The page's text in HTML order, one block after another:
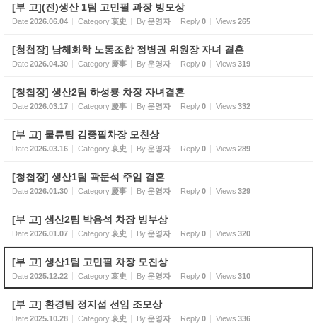
[부 고](전)생산 1팀 고민필 과장 빙모상
Date2026.06.04 Category哀史 By 운영자 Reply0 Views 265
[청첩장] 남해화학 노동조합 정병권 위원장 자녀 결혼
Date2026.04.30 Category 慶事 By 운영자 Reply0 Views 319
[청첩장] 생산2팀 하성룡 차장 자녀결혼
Date2026.03.17 Category 慶事 By 운영자 Reply0 Views 332
[부 고] 물류팀 김종필차장 모친상
Date2026.03.16 Category哀史 By 운영자 Reply0 Views 289
[청첩장] 생산1팀 곽문석 주임 결혼
Date2026.01.30 Category 慶事 By 운영자 Reply0 Views 329
[부 고] 생산2팀 박용석 차장 빙부상
Date2026.01.07 Category哀史 By 운영자 Reply0 Views 320
[부 고] 생산1팀 고민필 차장 모친상
Date2025.12.22 Category哀史 By 운영자 Reply0 Views 310
[부 고] 환경팀 정지섭 선임 조모상
Date2025.10.28 Category哀史 By 운영자 Reply0 Views 336